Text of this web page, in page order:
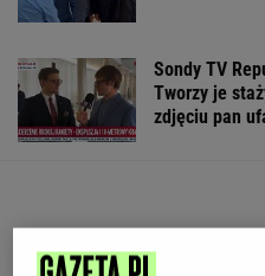
Sondy TV
Tworzy je
zdjęciu pan